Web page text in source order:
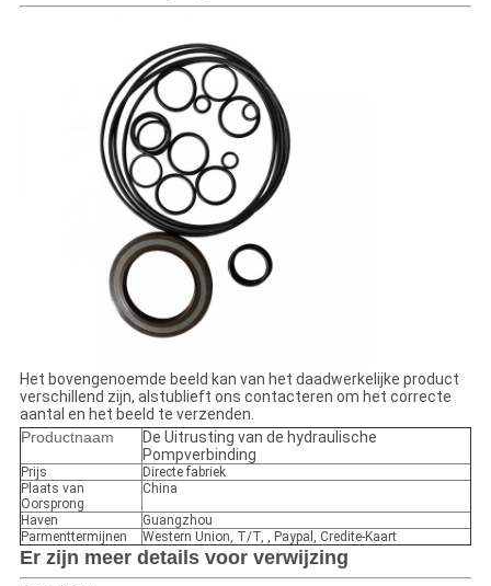
Het bovengenoemde beeld kan van het daadwerkelijke product
verschillend zijn, alstublieft ons contacteren om het correcte
aantal en het beeld te verzenden.
Productnaam
De Uitrusting van de hydraulische
Pompverbinding
Prijs
Directe fabriek
Plaats van
Oorsprong
China
Haven
Guangzhou
Parmenttermijnen
Western Union, T/T, , Paypal, Credite-Kaart
Er zijn meer details voor verwijzing